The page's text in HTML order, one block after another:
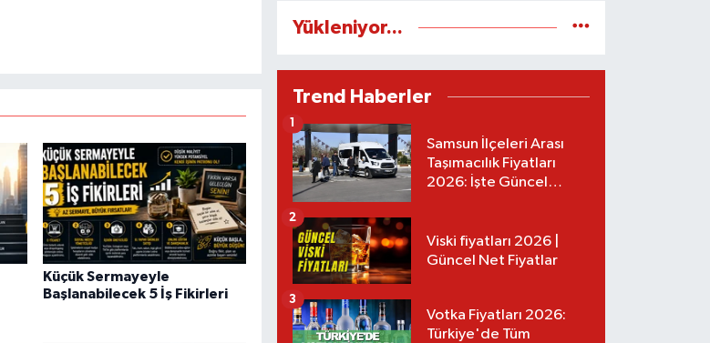
Küçük Sermayeyle
Başlanabilecek 5 İş Fikirleri
Yükleniyor...
Trend Haberler
Samsun İlçeleri Arası
Taşımacılık Fiyatları
2026: İşte Güncel
1
Viski fiyatları 2026 |
Güncel Net Fiyatlar
2
Votka Fiyatları 2026:
Türkiye'de Tüm
3